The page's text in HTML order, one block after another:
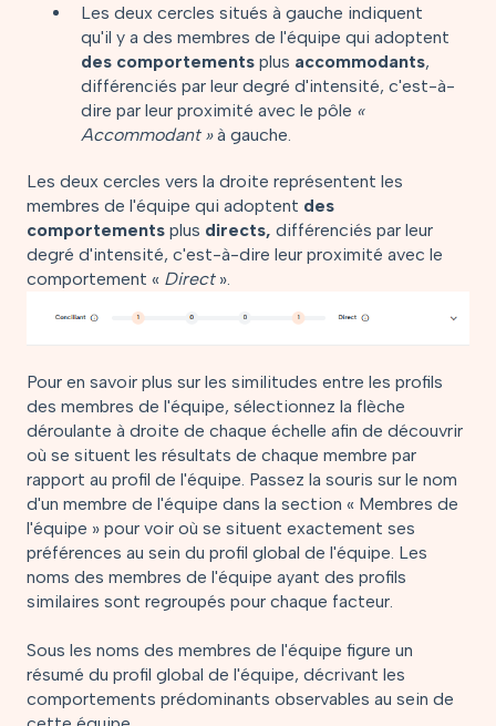
Les deux cercles situés à gauche indiquent
qu'il y a des membres de l'équipe qui adoptent
des comportements plus accommodants,
différenciés par leur degré d'intensité, c'est-à-
dire par leur proximité avec le pôle «
Accommodant »à gauche.
Les deux cercles vers la droite représentent les
membres de l'équipe qui adoptent des
comportements plus directs, différenciés par leur
degré d'intensité, c'est-à-dire leur proximité avec le
comportement « Direct ».
Pour en savoir plus sur les similitudes entre les profils
des membres de l'équipe, sélectionnez la flèche
déroulante à droite de chaque échelle afin de découvrir
où se situent les résultats de chaque membre par
rapport au profil de l'équipe. Passez la souris sur le nom
d'un membre de l'équipe dans la section « Membres de
l'équipe » pour voir où se situent exactement ses
préférences au sein du profil global de l'équipe. Les
noms des membres de l'équipe ayant des profils
similaires sont regroupés pour chaque facteur.
Sous les noms des membres de l'équipe figure un
résumé du profil global de l'équipe, décrivant les
comportements prédominants observables au sein de